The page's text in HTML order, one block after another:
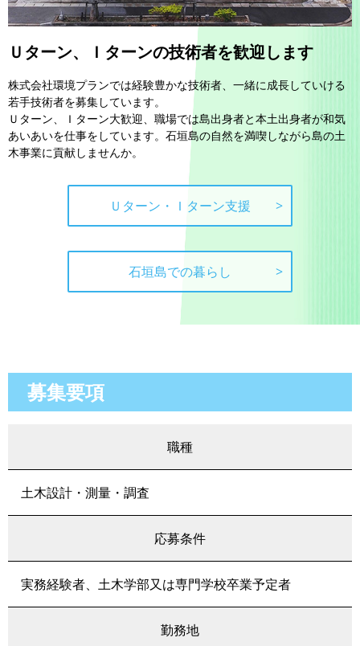
Ｕターン、Ｉターンの技術者を歓迎します
株式会社環境プランでは経験豊かな技術者、一緒に成長していける
若手技術者を募集しています。
Ｕターン、Ｉターン大歓迎、職場では島出身者と本土出身者が和気
あいあいを仕事をしています。石垣島の自然を満喫しながら島の土
木事業に貢献しませんか。
Ｕターン・Ｉターン支援
石垣島での暮らし
募集要項
職種
土木設計・測量・調査
応募条件
実務経験者、土木学部又は専門学校卒業予定者
勤務地